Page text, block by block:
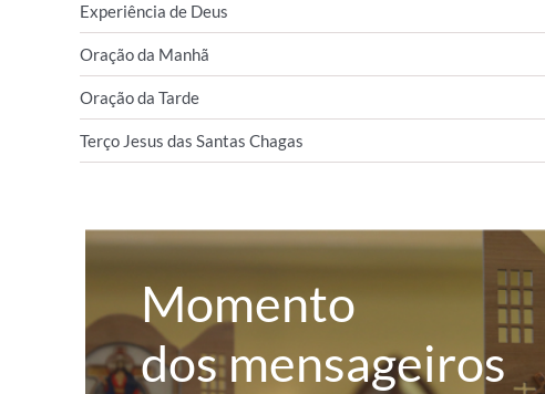
Experiência de Deus
Oração da Manhã
Oração da Tarde
Terço Jesus das Santas Chagas
Momento
dos mensageiros